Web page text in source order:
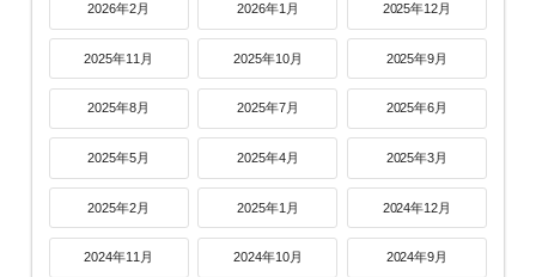
2026年2月 2026年1月 2025年12月
2025年11月 2025年10月 2025年9月
2025年8月 2025年7月 2025年6月
2025年5月 2025年4月 2025年3月
2025年2月 2025年1月 2024年12月
2024年11月 2024年10月 2024年9月